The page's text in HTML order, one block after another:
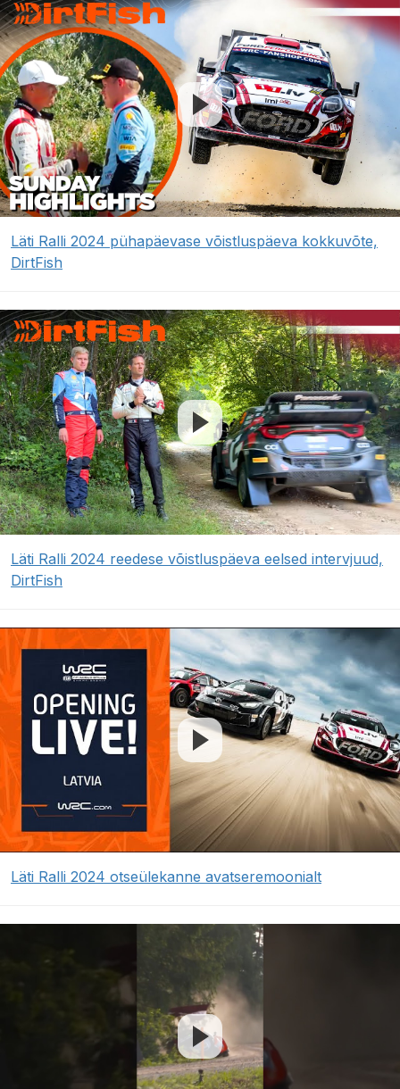
Läti Ralli 2024 pühapäevase võistluspäeva kokkuvõte,
DirtFish
Läti Ralli 2024 reedese võistluspäeva eelsed intervjuud,
DirtFish
Läti Ralli 2024 otseülekanne avatseremoonialt